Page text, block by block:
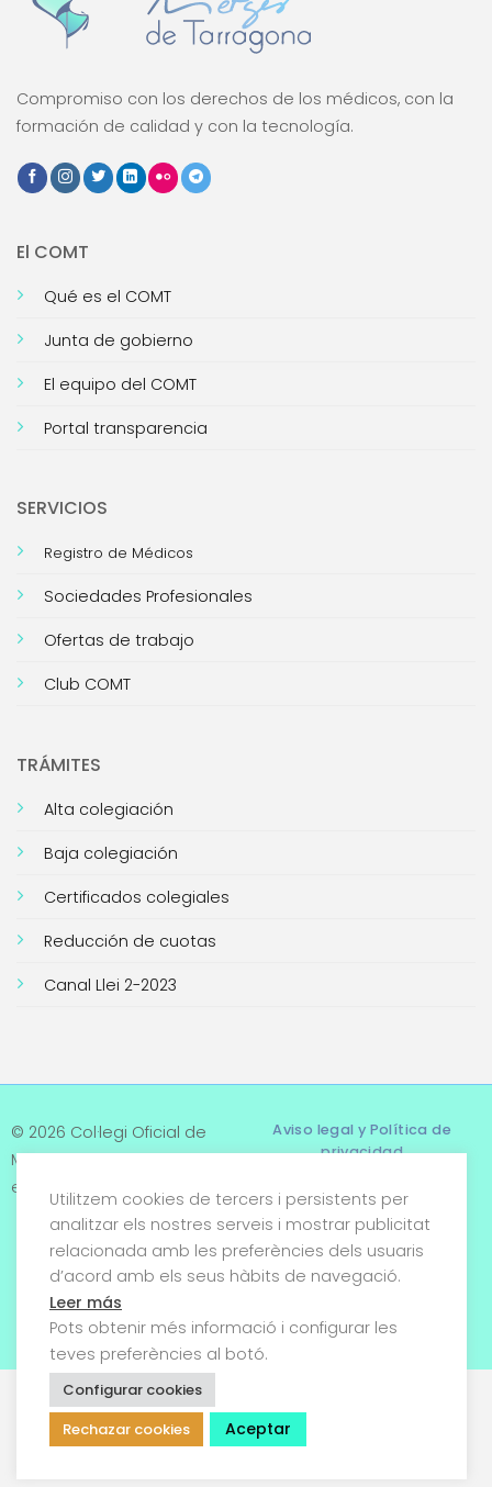
Compromiso con los derechos de los médicos, con la
formación de calidad y con la tecnología.
El COMT
Qué es el COMT
Junta de gobierno
El equipo del COMT
Portal transparencia
SERVICIOS
Registro de Médicos
Sociedades Profesionales
Ofertas de trabajo
Club COMT
TRÁMITES
Alta colegiación
Baja colegiación
Certificados colegiales
Reducción de cuotas
Canal Llei 2-2023
© 2026 Col·legi Oficial de
Metges de Tarragona. Tots
els drets reservats
Aviso legal y Política de
privacidad
Términos y condiciones
Política de cookies
Utilitzem cookies de tercers i persistents per
analitzar els nostres serveis i mostrar publicitat
relacionada amb les preferències dels usuaris
d’acord amb els seus hàbits de navegació.
Leer más
Pots obtenir més informació i configurar les
teves preferències al botó.
Configurar cookies
Rechazar cookies
Aceptar